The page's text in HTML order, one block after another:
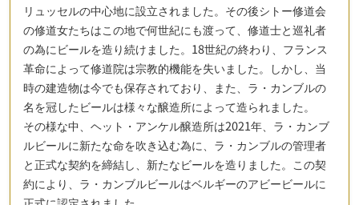
リュッセルの中心地に設立されました。その後シトー修道会
の修道女たちはこの地で何世紀にも渡って、修道士と巡礼者
の為にビールを造り続けました。18世紀の終わり、フランス
革命によって修道院は宗教的機能を失いました。しかし、当
時の建造物は今でも保存されており、また、ラ・カンブルの
名を冠したビールは様々な醸造所によって造られました。
その様な中、ヘット・アンケル醸造所は2021年、ラ・カンブ
ルビールに新たな命を吹き込む為に、ラ・カンブルの管理者
と正式な契約を締結し、新たなビールを造りました。この契
約により、ラ・カンブルビールはベルギーのアビービールに